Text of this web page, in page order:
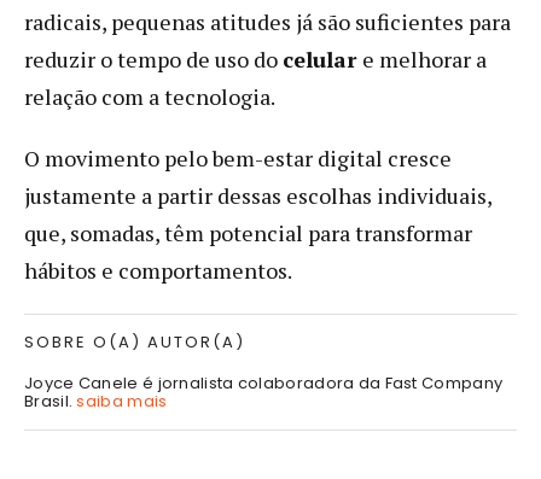
radicais, pequenas atitudes já são suficientes para
reduzir o tempo de uso do celular e melhorar a
relação com a tecnologia.
O movimento pelo bem-estar digital cresce
justamente a partir dessas escolhas individuais,
que, somadas, têm potencial para transformar
hábitos e comportamentos.
SOBRE O(A) AUTOR(A)
Joyce Canele é jornalista colaboradora da Fast Company
Brasil.saiba mais